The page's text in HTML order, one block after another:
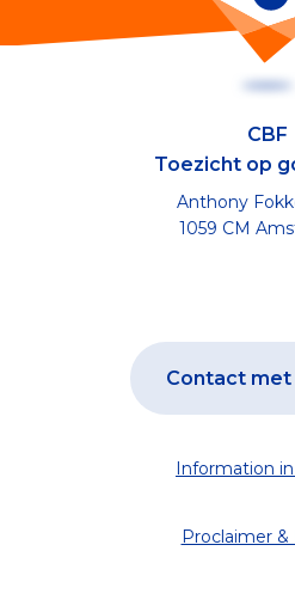
CBF
Toezicht op
Anthony
1059 CM
Contact met
Information
Proclaimer &